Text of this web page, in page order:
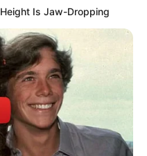
Is Jaw-Dropping